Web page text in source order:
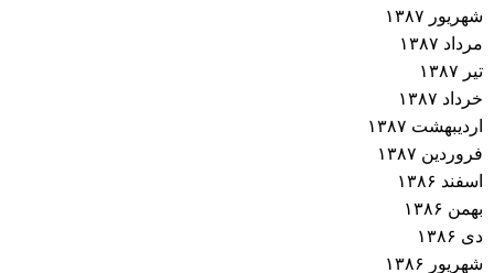
شهریور ۱۳۸۷
مرداد ۱۳۸۷
تیر ۱۳۸۷
خرداد ۱۳۸۷
اردیبهشت ۱۳۸۷
فروردین ۱۳۸۷
اسفند ۱۳۸۶
بهمن ۱۳۸۶
دی ۱۳۸۶
شهریور ۱۳۸۶